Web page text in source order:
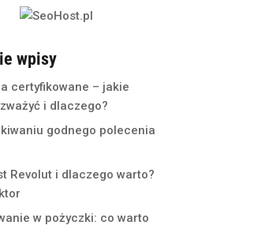
wpisy
certyfikowane – jakie
i dlaczego?
godnego polecenia
Revolut i dlaczego warto?
w pożyczki: co warto